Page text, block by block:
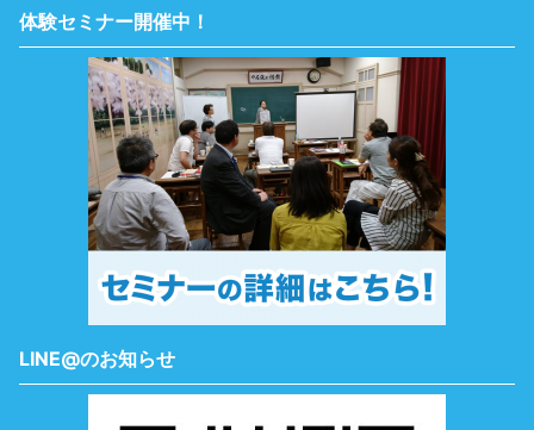
体験セミナー開催中！
LINE@のお知らせ